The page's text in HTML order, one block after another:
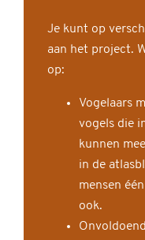
Je kunt op
aan het project.
op:
Vogelaars
vogels die
kunnen
in de
mensen
ook.